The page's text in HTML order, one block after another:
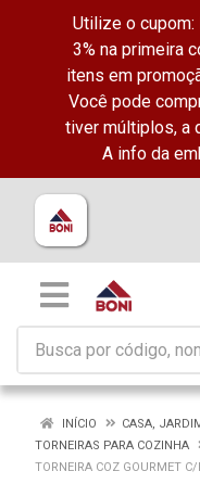
Utilize o cupom:
3% na primeira
itens em
Você pode
tiver múltiplos, a
A info da
INÍCIO
CASA,
TORNEIRAS PARA COZINHA
TORNEIRA COZ GOURMET